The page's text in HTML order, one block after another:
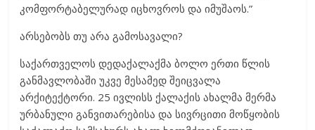
კომფორტაბელურად იცხოვროს და იმუშაოს.”
არსებობს თუ არა გამოსავალი?
საქართველოს დედაქალაქმა ბოლო ერთი წლის
განმავლობაში უკვე მესამედ შეიცვალა
არქიტექტორი. 25 ივლისს ქალაქის ახალმა მერმა
ურბანული განვითარებისა და სივრცითი მოწყობის